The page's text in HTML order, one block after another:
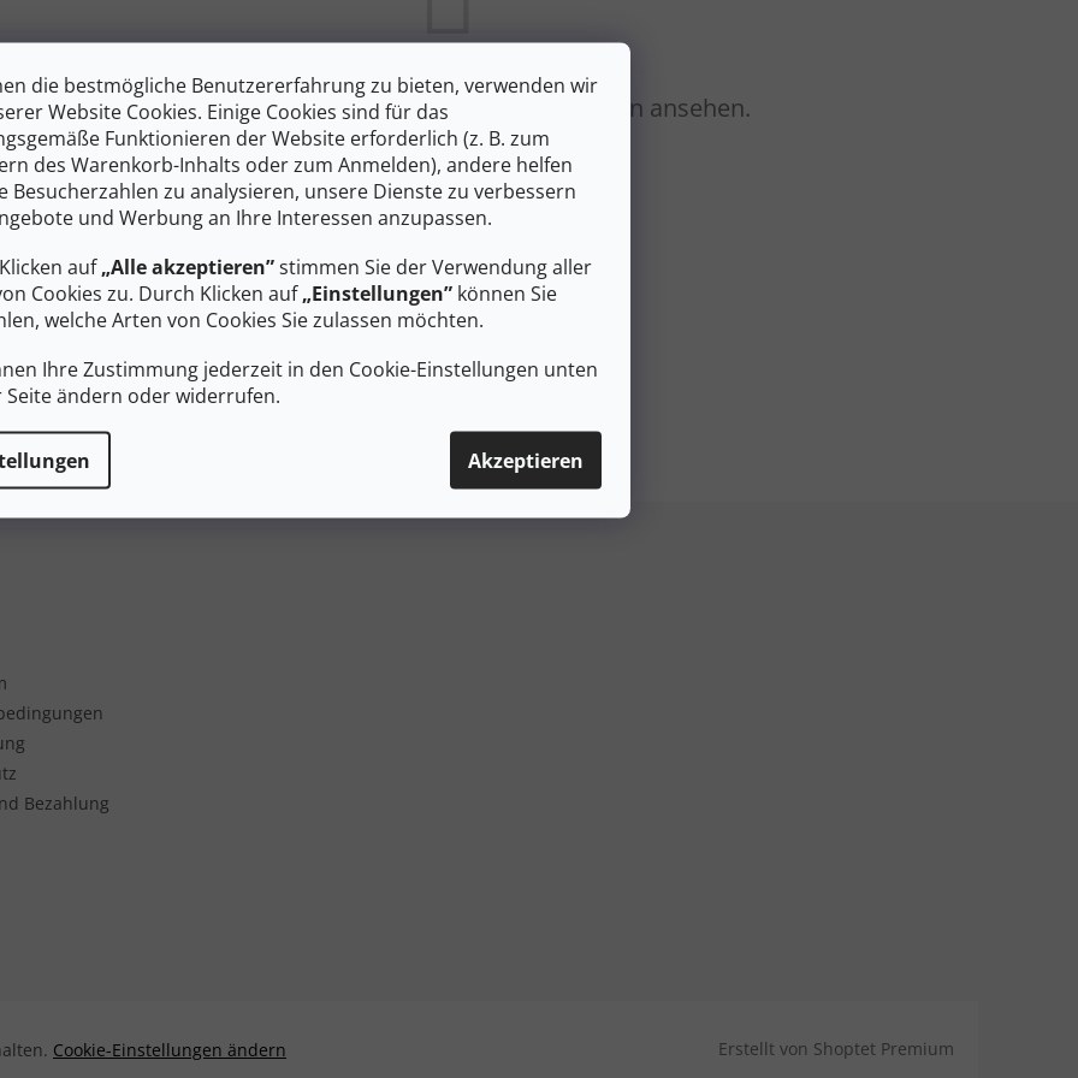
die bestmögliche Benutzererfahrung zu bieten, verwenden wir
Website Cookies. Einige Cookies sind für das
Funktionieren der Website erforderlich (z. B. zum
des Warenkorb-Inhalts oder zum Anmelden), andere helfen
Besucherzahlen zu analysieren, unsere Dienste zu verbessern
und Werbung an Ihre Interessen anzupassen.
auf„Alle akzeptieren”stimmen Sie der Verwendung aller
Cookies zu. Durch Klicken auf„Einstellungen” können Sie
welche Arten von Cookies Sie zulassen möchten.
Ihre Zustimmung jederzeit in den Cookie-Einstellungen unten
Seite ändern oder widerrufen.
Akzeptieren
Sie können sich aber auch andere Kategorien ansehen.
EINKAUF FORTSETZEN
Bezahlung
Erstellt von Shoptet Premium
Cookie-Einstellungen ändern